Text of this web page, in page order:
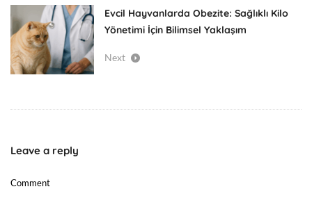
Evcil Hayvanlarda Obezite: Sağlıklı Kilo
Yönetimi İçin Bilimsel Yaklaşım
Next
Leave a reply